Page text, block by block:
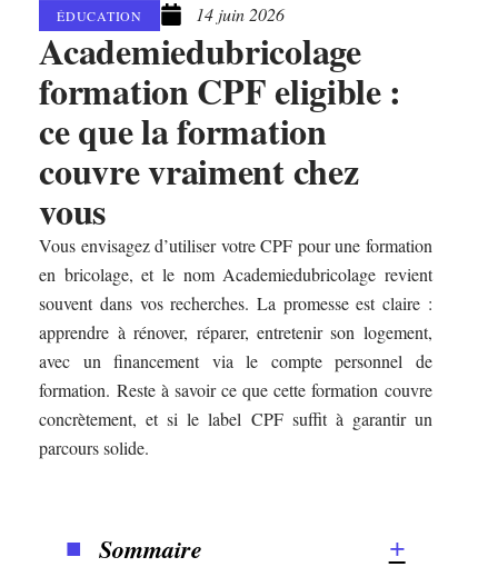
ÉDUCATION 14 juin 2026
Academiedubricolage
formation CPF eligible :
ce que la formation
couvre vraiment chez
vous
Vous envisagez d’utiliser votre CPF pour une formation
en bricolage, et le nom Academiedubricolage revient
souvent dans vos recherches. La promesse est claire :
apprendre à rénover, réparer, entretenir son logement,
avec un financement via le compte personnel de
formation. Reste à savoir ce que cette formation couvre
concrètement, et si le label CPF suffit à garantir un
parcours solide.
Sommaire